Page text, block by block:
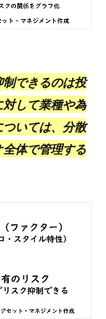
できるのは投
して業種や為
いては、分散
体で管理する